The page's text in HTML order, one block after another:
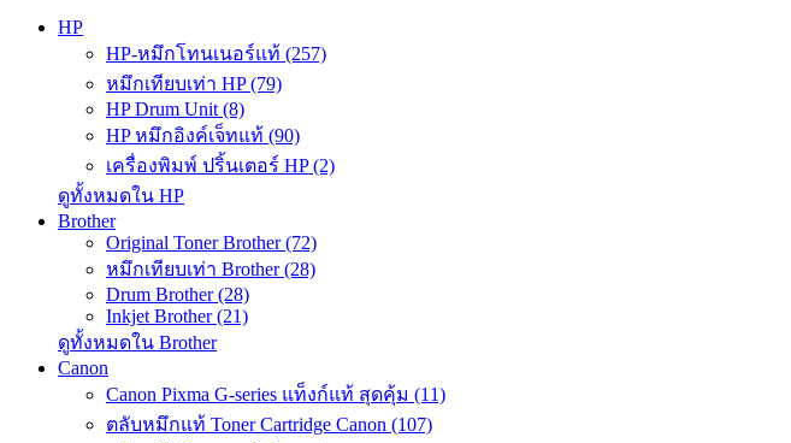
HP
HP-หมึกโทนเนอร์แท้ (257)
หมึกเทียบเท่า HP (79)
HP Drum Unit (8)
HP หมึกอิงค์เจ็ทแท้ (90)
เครื่องพิมพ์ ปริ้นเตอร์ HP (2)
ดูทั้งหมดใน HP
Brother
Original Toner Brother (72)
หมึกเทียบเท่า Brother (28)
Drum Brother (28)
Inkjet Brother (21)
ดูทั้งหมดใน Brother
Canon
Canon Pixma G-series แท็งก์แท้ สุดคุ้ม (11)
ตลับหมึกแท้ Toner Cartridge Canon (107)